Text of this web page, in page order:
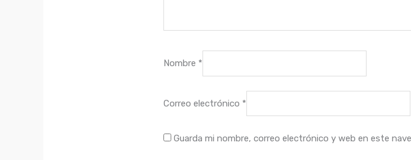
Nombre *
Correo electrónico *
Guarda mi nombre, correo electrónico y web en este